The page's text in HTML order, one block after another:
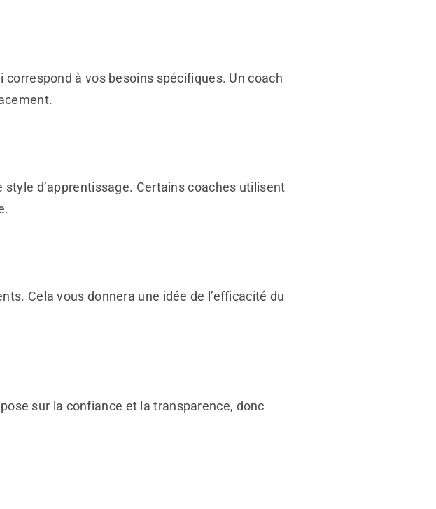
à vos besoins spécifiques. Un coach
d’apprentissage. Certains coaches utilisent
Cela vous donnera une idée de l’efficacité du
sur la confiance et la transparence, donc